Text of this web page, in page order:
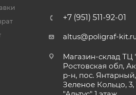
+7 (951) 511-92-01
altus@poligraf-
Магазин-склад ТЦ
Ростовская обл,
р-н, пос.
Зеленое Кольцо,